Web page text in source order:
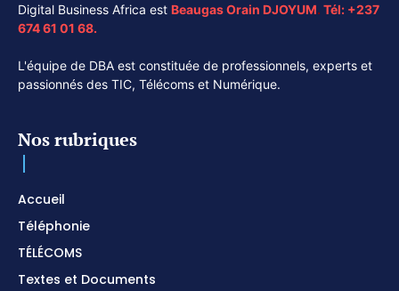
Digital Business Africa est Beaugas Orain DJOYUM. Tél: +237
674 61 01 68.
L'équipe de DBA est constituée de professionnels, experts et
passionnés des TIC, Télécoms et Numérique.
Nos rubriques
Accueil
Téléphonie
TÉLÉCOMS
Textes et Documents